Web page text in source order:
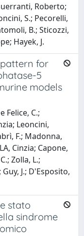
Roberto;
S.; Pecorelli,
B.; Sticozzi,
Hayek, J.
for
5
models
Felice, C.;
Leoncini,
F.; Madonna,
Cinzia; Capone,
Zolla, L.;
J.; D'Esposito,
stato
sindrome